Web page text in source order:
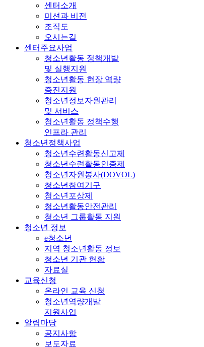
센터소개
미션과 비전
조직도
오시는길
센터주요사업
청소년활동 정책개발
및 실행지원
청소년활동 현장 역량
증진지원
청소년정보자원관리
및 서비스
청소년활동 정책수행
인프라 관리
청소년정책사업
청소년수련활동신고제
청소년수련활동인증제
청소년자원봉사(DOVOL)
청소년참여기구
청소년포상제
청소년활동안전관리
청소년 그룹활동 지원
청소년 정보
e청소년
지역 청소년활동 정보
청소년 기관 현황
자료실
교육신청
온라인 교육 신청
청소년역량개발
지원사업
알림마당
공지사항
보도자료